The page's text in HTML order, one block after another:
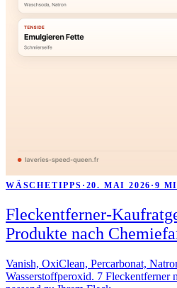
WÄSCHETIPPS · 20. MAI 2026 ·9
Fleckentferner-
Produkte nach
Vanish, OxiClean, Percarbonat,
Wasserstoffperoxid. 7 Fleckentferner